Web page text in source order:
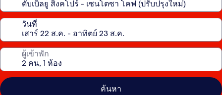
วันที่
ผู้เข้าพัก
ค้นหา